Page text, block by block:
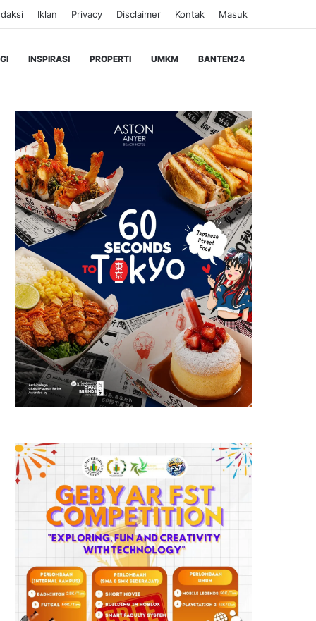
Iklan Privacy Disclaimer Kontak Masuk
INSPIRASI PROPERTI UMKM BANTEN24